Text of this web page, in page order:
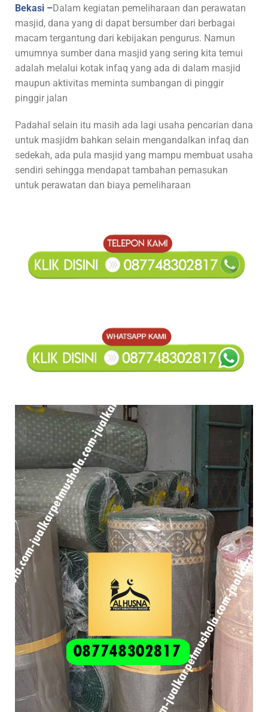
Bekasi –Dalam kegiatan pemeliharaan dan perawatan
masjid, dana yang di dapat bersumber dari berbagai
macam tergantung dari kebijakan pengurus. Namun
umumnya sumber dana masjid yang sering kita temui
adalah melalui kotak infaq yang ada di dalam masjid
maupun aktivitas meminta sumbangan di pinggir
pinggir jalan
Padahal selain itu masih ada lagi usaha pencarian dana
untuk masjidm bahkan selain mengandalkan infaq dan
sedekah, ada pula masjid yang mampu membuat usaha
sendiri sehingga mendapat tambahan pemasukan
untuk perawatan dan biaya pemeliharaan